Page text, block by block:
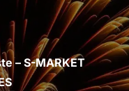
– S-MARKET